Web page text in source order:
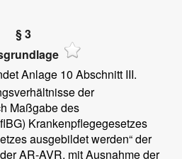
§ 3
Anlage 10 Abschnitt III.
der
Maßgabe des
Krankenpflegegesetzes
ausgebildet werden“ der
AR-AVR, mit Ausnahme der